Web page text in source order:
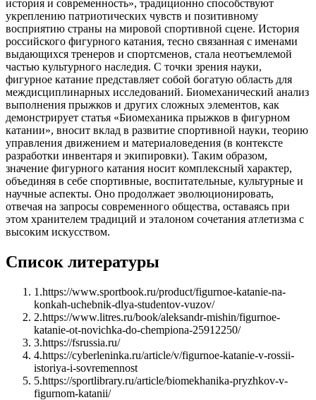
история и современность», традиционно способствуют
укреплению патриотических чувств и позитивному
восприятию страны на мировой спортивной сцене. История
российского фигурного катания, тесно связанная с именами
выдающихся тренеров и спортсменов, стала неотъемлемой
частью культурного наследия. С точки зрения науки,
фигурное катание представляет собой богатую область для
междисциплинарных исследований. Биомеханический анализ
выполнения прыжков и других сложных элементов, как
демонстрирует статья «Биомеханика прыжков в фигурном
катании», вносит вклад в развитие спортивной науки, теорию
управления движением и материаловедения (в контексте
разработки инвентаря и экипировки). Таким образом,
значение фигурного катания носит комплексный характер,
объединяя в себе спортивные, воспитательные, культурные и
научные аспекты. Оно продолжает эволюционировать,
отвечая на запросы современного общества, оставаясь при
этом хранителем традиций и эталоном сочетания атлетизма с
высоким искусством.
Список литературы
1 .https://www.sportbook.ru/product/figurnoe-katanie-na-
konkah-uchebnik-dlya-studentov-vuzov/
2.https://www.litres.ru/book/aleksandr-mishin/figurnoe-
katanie-ot-novichka-do-chempiona-25912250/
3.https://fsrussia.ru/
4.https://cyberleninka.ru/article/v/figurnoe-katanie-v-rossii-
istoriya-i-sovremennost
5.https://sportlibrary.ru/article/biomekhanika-pryzhkov-v-
figurnom-katanii/